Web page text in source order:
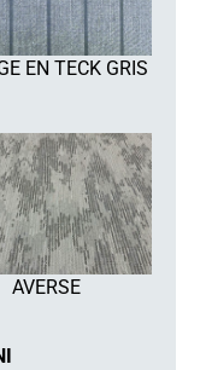
EN TECK GRIS
AVERSE